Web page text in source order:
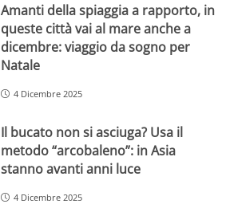
Amanti della spiaggia a rapporto, in
queste città vai al mare anche a
dicembre: viaggio da sogno per
Natale
4 Dicembre 2025
Il bucato non si asciuga? Usa il
metodo “arcobaleno”: in Asia
stanno avanti anni luce
4 Dicembre 2025